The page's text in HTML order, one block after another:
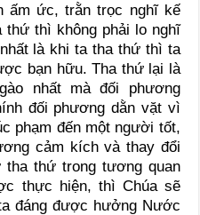
ấm ức, trằn trọc nghĩ kế
thì không phải lo nghĩ
là khi ta tha thứ thì ta
bạn hữu. Tha thứ lại là
nhất mà đối phương
đối phương dằn vặt vì
phạm đến một người tốt,
cảm kích và thay đổi
thứ trong tương quan
thực hiện, thì Chúa sẽ
đáng được hưởng Nước